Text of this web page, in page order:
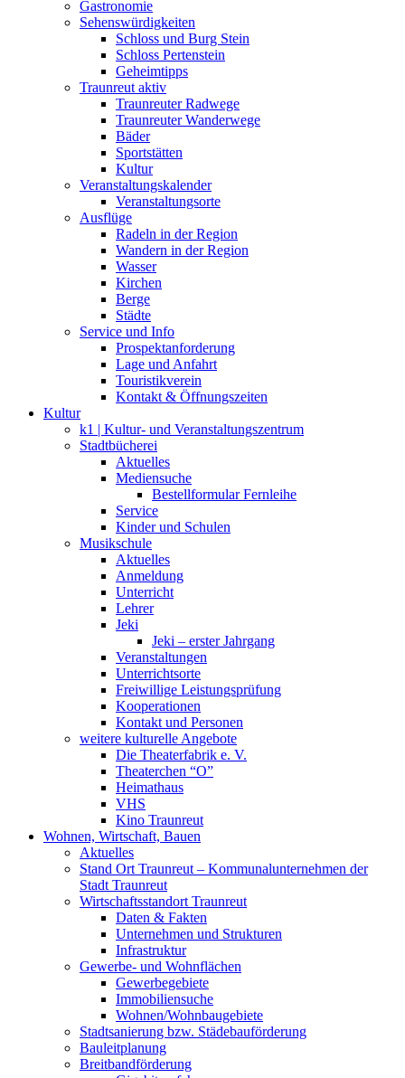
Gastronomie
Sehenswürdigkeiten
Schloss und Burg Stein
Schloss Pertenstein
Geheimtipps
Traunreut aktiv
Traunreuter Radwege
Traunreuter Wanderwege
Bäder
Sportstätten
Kultur
Veranstaltungskalender
Veranstaltungsorte
Ausflüge
Radeln in der Region
Wandern in der Region
Wasser
Kirchen
Berge
Städte
Service und Info
Prospektanforderung
Lage und Anfahrt
Touristikverein
Kontakt & Öffnungszeiten
Kultur
k1 | Kultur- und Veranstaltungszentrum
Stadtbücherei
Aktuelles
Mediensuche
Bestellformular Fernleihe
Service
Kinder und Schulen
Musikschule
Aktuelles
Anmeldung
Unterricht
Lehrer
Jeki
Jeki – erster Jahrgang
Veranstaltungen
Unterrichtsorte
Freiwillige Leistungsprüfung
Kooperationen
Kontakt und Personen
weitere kulturelle Angebote
Die Theaterfabrik e. V.
Theaterchen “O”
Heimathaus
VHS
Kino Traunreut
Wohnen, Wirtschaft, Bauen
Aktuelles
Stand Ort Traunreut – Kommunalunternehmen der
Stadt Traunreut
Wirtschaftsstandort Traunreut
Daten & Fakten
Unternehmen und Strukturen
Infrastruktur
Gewerbe- und Wohnflächen
Gewerbegebiete
Immobiliensuche
Wohnen/Wohnbaugebiete
Stadtsanierung bzw. Städebauförderung
Bauleitplanung
Breitbandförderung